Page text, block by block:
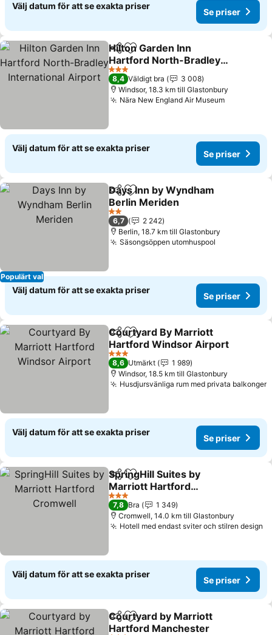
Välj datum för att se exakta priser
Se priser
Dela Lägg till i Mina Favoriter
Hilton Garden Inn
Hartford North-Bradley
International Airport
3 Stjärnor
8,4 Väldigt bra
3 008
Windsor, 18.3 km till Glastonbury
Nära New England Air Museum
Välj datum för att se exakta priser
Se priser
Populärt val
Dela Lägg till i Mina Favoriter
Days Inn by Wyndham
Berlin Meriden
2 Stjärnor
6,7
2 242
Berlin, 18.7 km till Glastonbury
Säsongsöppen utomhuspool
Välj datum för att se exakta priser
Se priser
Dela Lägg till i Mina Favoriter
Courtyard By Marriott
Hartford Windsor Airport
3 Stjärnor
8,6 Utmärkt
1 989
Windsor, 18.5 km till Glastonbury
Husdjursvänliga rum med privata balkonger
Välj datum för att se exakta priser
Se priser
Dela Lägg till i Mina Favoriter
SpringHill Suites by
Marriott Hartford
Cromwell
3 Stjärnor
7,8 Bra
1 349
Cromwell, 14.0 km till Glastonbury
Hotell med endast sviter och stilren design
Välj datum för att se exakta priser
Se priser
Dela Lägg till i Mina Favoriter
Courtyard by Marriott
Hartford Manchester